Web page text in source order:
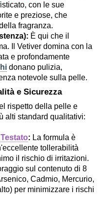
con le sue
e preziose, che
fragranza.
È qui che il
Il Vetiver domina con la
e profondamente
donano pulizia,
notevole sulla pelle.
e Sicurezza
rispetto della pelle e
alti standard qualitativi:
: La formula è
tollerabilità
il rischio di irritazioni.
sul contenuto di 8
Cadmio, Mercurio,
per minimizzare i rischi